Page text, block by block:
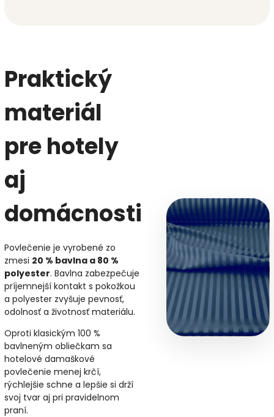
Praktický
materiál
pre hotely
aj
domácnosti
Povlečenie je vyrobené zo
zmesi 20 % bavlna a 80 %
polyester. Bavlna zabezpečuje
príjemnejší kontakt s pokožkou
a polyester zvyšuje pevnosť,
odolnosť a životnosť materiálu.
Oproti klasickým 100 %
bavlneným obliečkam sa
hotelové damaškové
povlečenie menej krčí,
rýchlejšie schne a lepšie si drží
svoj tvar aj pri pravidelnom
praní.